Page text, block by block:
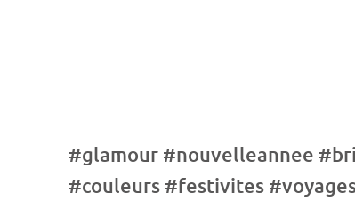
#glamour #nouvelleannee
#couleurs #festivites